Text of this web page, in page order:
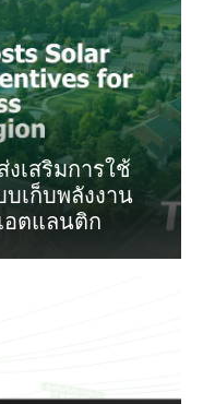
งเสริมการใช้
เก็บพลังงาน
อตแลนติก